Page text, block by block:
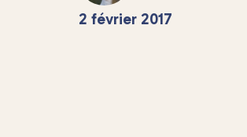
2 février 2017